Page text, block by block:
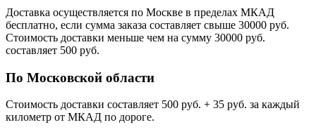
Доставка осуществляется по Москве в пределах МКАД
бесплатно, если сумма заказа составляет свыше 30000 руб.
Стоимость доставки меньше чем на сумму 30000 руб.
cоставляет 500 руб.
По Московской области
Стоимость доставки cоставляет 500 руб. + 35 руб. за каждый
километр от МКАД по дороге.